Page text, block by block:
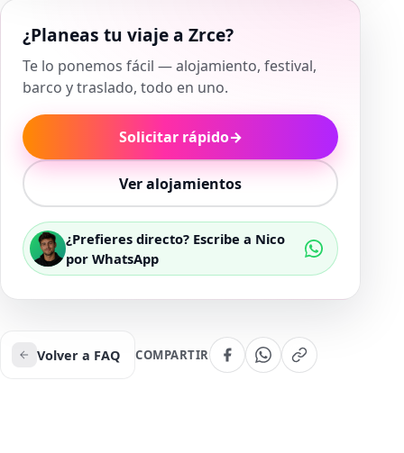
¿Planeas tu viaje a Zrce?
Te lo ponemos fácil — alojamiento, festival,
barco y traslado, todo en uno.
Solicitar rápido→
Ver alojamientos
¿Prefieres directo? Escribe a Nico
por WhatsApp
Volver a FAQ COMPARTIR